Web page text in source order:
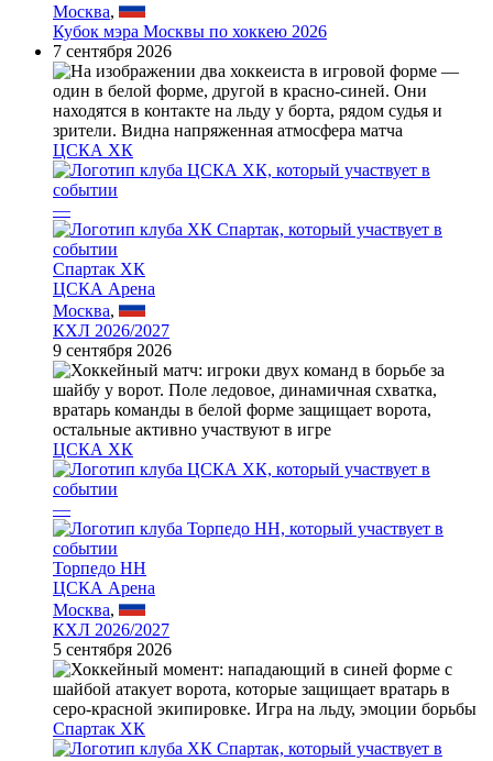
Москва,
Кубок мэра Москвы по хоккею 2026
7 сентября 2026
ЦСКА ХК
—
Спартак ХК
ЦСКА Арена
Москва,
КХЛ 2026/2027
9 сентября 2026
ЦСКА ХК
—
Торпедо НН
ЦСКА Арена
Москва,
КХЛ 2026/2027
5 сентября 2026
Спартак ХК